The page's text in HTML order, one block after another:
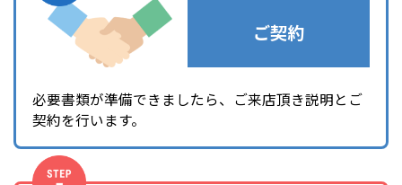
ご契約
必要書類が準備できましたら、ご来店頂き説明とご
契約を行います。